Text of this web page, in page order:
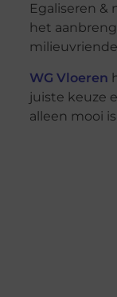
Egaliseren &
het
WG Vloeren
juiste keuze
alleen mooi